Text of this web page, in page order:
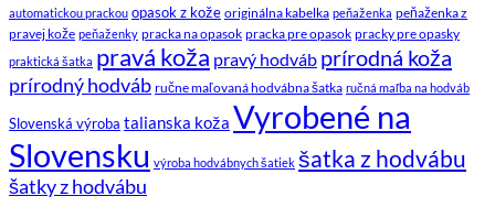
automatickou prackou opasok z kože originálna kabelka peňaženka peňaženka z
pravej kože peňaženky pracka na opasok pracka pre opasok pracky pre opasky
praktická šatka pravá koža pravý hodváb prírodná koža
prírodný hodváb ručne maľovaná hodvábna šatka ručná maľba na hodváb
Slovenská výroba talianska koža Vyrobené na
Slovensku výroba hodvábnych šatiek šatka z hodvábu
šatky z hodvábu